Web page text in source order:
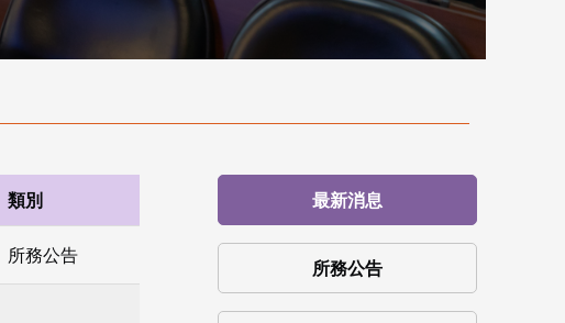
最新消息
所務公告
類別
所務公告